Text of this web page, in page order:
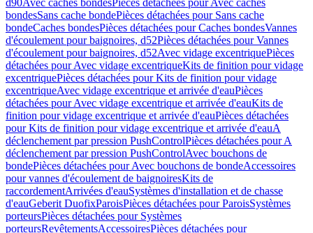
d90Avec caches bondesPièces détachées pour Avec caches
bondesSans cache bondePièces détachées pour Sans cache
bondeCaches bondesPièces détachées pour Caches bondesVannes
d'écoulement pour baignoires, d52Pièces détachées pour Vannes
d'écoulement pour baignoires, d52Avec vidage excentriquePièces
détachées pour Avec vidage excentriqueKits de finition pour vidage
excentriquePièces détachées pour Kits de finition pour vidage
excentriqueAvec vidage excentrique et arrivée d'eauPièces
détachées pour Avec vidage excentrique et arrivée d'eauKits de
finition pour vidage excentrique et arrivée d'eauPièces détachées
pour Kits de finition pour vidage excentrique et arrivée d'eauA
déclenchement par pression PushControlPièces détachées pour A
déclenchement par pression PushControlAvec bouchons de
bondePièces détachées pour Avec bouchons de bondeAccessoires
pour vannes d'écoulement de baignoiresKits de
raccordementArrivées d'eauSystèmes d'installation et de chasse
d'eauGeberit DuofixParoisPièces détachées pour ParoisSystèmes
porteursPièces détachées pour Systèmes
porteursRevêtementsAccessoiresPièces détachées pour